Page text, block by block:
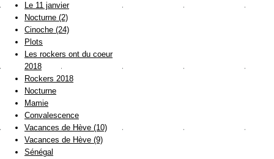
Le 11 janvier
Nocturne (2)
Cinoche (24)
Plots
Les rockers ont du coeur
2018
Rockers 2018
Nocturne
Mamie
Convalescence
Vacances de Hève (10)
Vacances de Hève (9)
Sénégal